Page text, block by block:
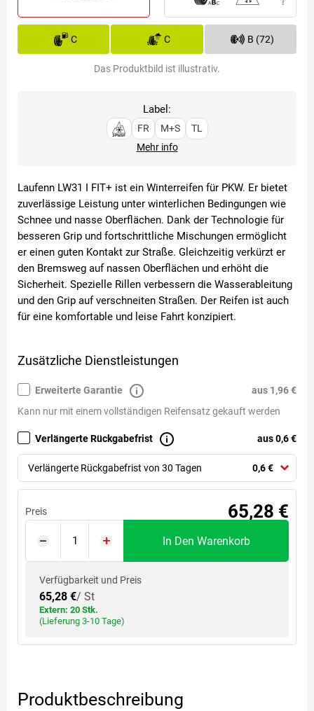
C C B (72)
Das Produktbild ist illustrativ.
Label:
FR M+S
TL
Mehr info
Laufenn LW31 I FIT+ ist ein Winterreifen für PKW. Er bietet
zuverlässige Leistung unter winterlichen Bedingungen wie
Schnee und nasse Oberflächen. Dank der Technologie für
besseren Grip und fortschrittliche Mischungen ermöglicht
er einen guten Kontakt zur Straße. Gleichzeitig verkürzt er
den Bremsweg auf nassen Oberflächen und erhöht die
Sicherheit. Spezielle Rillen verbessern die Wasserableitung
und den Grip auf verschneiten Straßen. Der Reifen ist auch
für eine komfortable und leise Fahrt konzipiert.
Zusätzliche Dienstleistungen
Erweiterte Garantie
Kann nur mit einem vollständigen Reifensatz gekauft werden
aus 1,96 €
Verlängerte Rückgabefrist
Verlängerte Rückgabefrist von 30 Tagen 0,6 €
aus 0,6 €
Preis 65,28 €
In Den Warenkorb
Verfügbarkeit und Preis
65,28 €/ St
Extern: 20 Stk.
(Lieferung 3-10 Tage)
Produktbeschreibung